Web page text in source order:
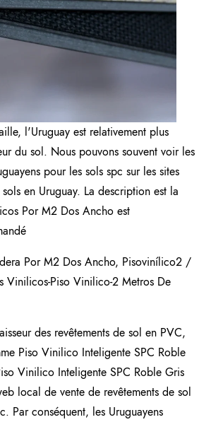
l'Uruguay est relativement plus
du sol. Nous pouvons souvent voir les
pour les sols spc sur les sites
en Uruguay. La description est la
Por M2 Dos Ancho est
Por M2 Dos Ancho, Pisovinílico2 /
Vinilicos-Piso Vinilico-2 Metros De
des revêtements de sol en PVC,
Piso Vinilico Inteligente SPC Roble
Vinilico Inteligente SPC Roble Gris
local de vente de revêtements de sol
Par conséquent, les Uruguayens